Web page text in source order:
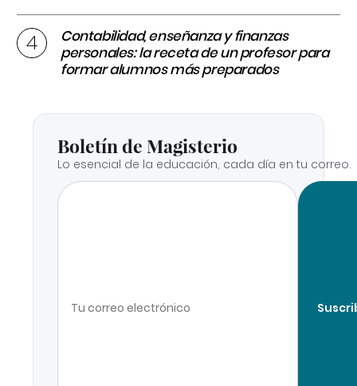
Contabilidad, enseñanza y finanzas
personales: la receta de un profesor para
formar alumnos más preparados
Boletín de Magisterio
Lo esencial de la educación, cada día en tu correo.